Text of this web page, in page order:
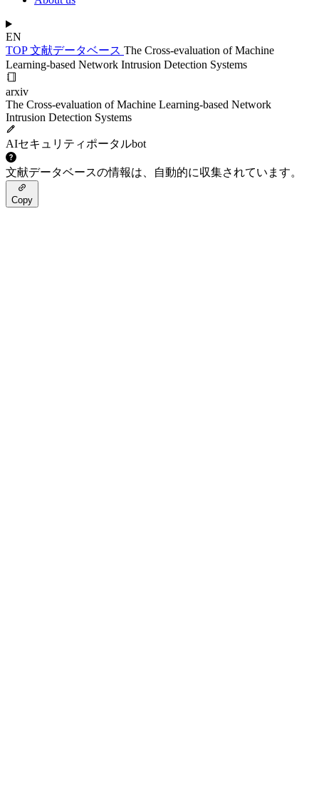
EN
TOP文献データベース The Cross-evaluation of Machine
Learning-based Network Intrusion Detection Systems
arxiv
The Cross-evaluation of Machine Learning-based Network
Intrusion Detection Systems
AIセキュリティポータルbot
文献データベースの情報は、自動的に収集されています。
Copy